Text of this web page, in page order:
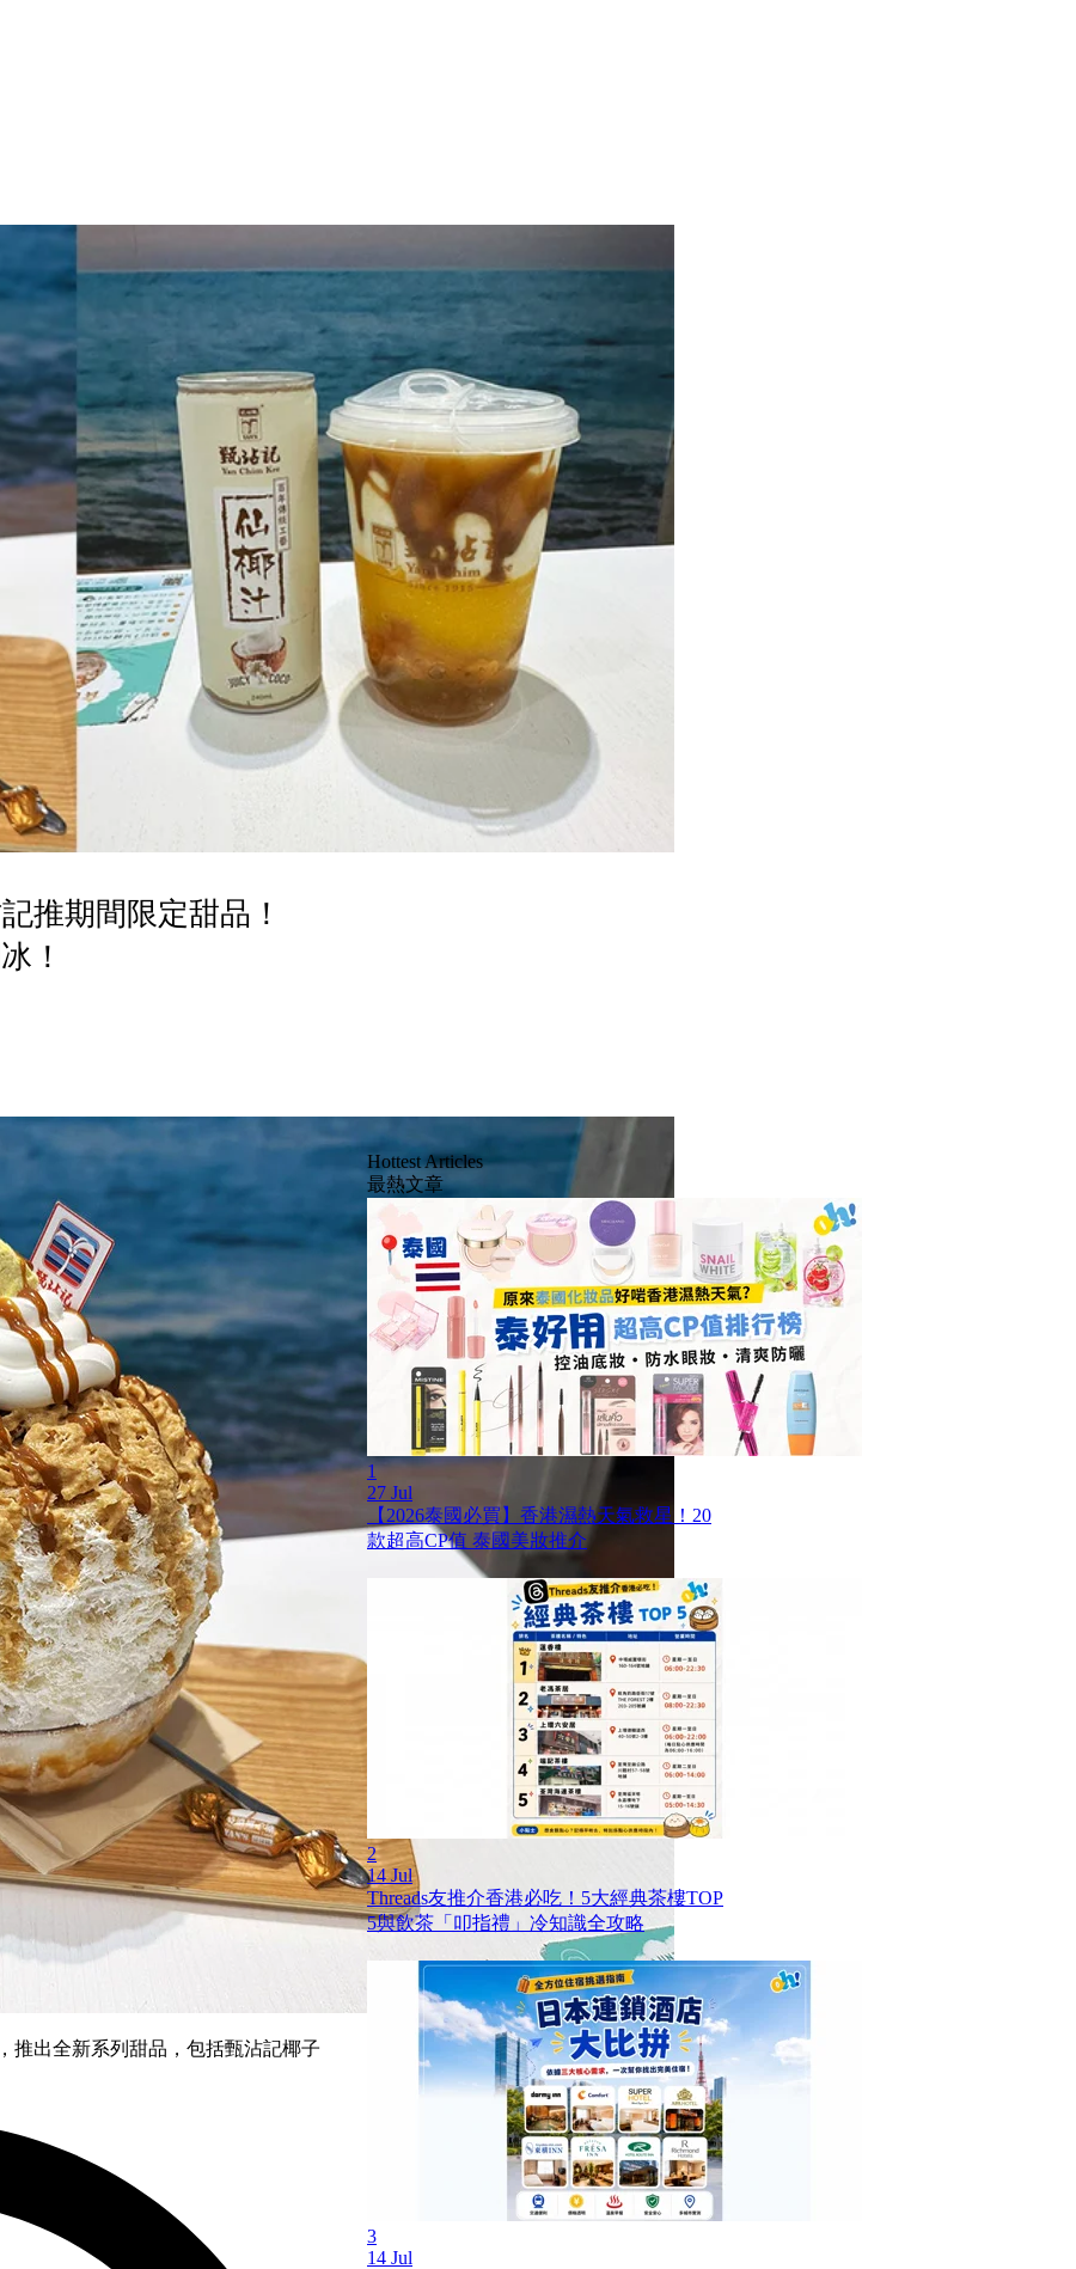
推期間限定甜品！
！
推出全新系列甜品，包括甄沾記椰子
Hottest Articles
最熱文章
1
27 Jul
【2026泰國必買】香港濕熱天氣救星！20
款超高CP值 泰國美妝推介
2
14 Jul
Threads友推介香港必吃！5大經典茶樓TOP
5與飲茶「叩指禮」冷知識全攻略
3
14 Jul